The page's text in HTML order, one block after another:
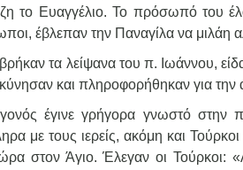
το Ευαγγέλιο. Το πρόσωπό του
έβλεπαν την Παναγίλα να μιλάη
τα λείψανα του π. Ιωάννου,
και πληροφορήθηκαν για την
έγινε γρήγορα γνωστό
με τους ιερείς, ακόμη και
στον Άγιο. Έλεγαν οι Τούρκοι: